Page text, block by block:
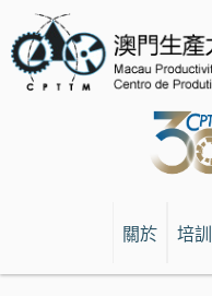
關於 培訓